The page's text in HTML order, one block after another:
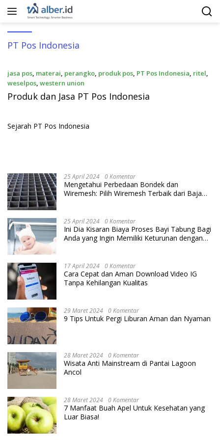
Langsung
PT Pos Indonesia
jasa pos, materai, perangko, produk pos, PT Pos Indonesia, ritel,
weselpos, western union
5 Juli 2017
Produk dan Jasa PT Pos Indonesia
Sejarah PT Pos Indonesia
25 April 2024 0 Komentar
Mengetahui Perbedaan Bondek dan
Wiremesh: Pilih Wiremesh Terbaik dari Baja
25 April 2024 0 Komentar
Ini Dia Kisaran Biaya Proses Bayi Tabung Bagi
Anda yang Ingin Memiliki Keturunan dengan
17 April 2024 0 Komentar
Cara Cepat dan Aman Download Video IG
Tanpa Kehilangan Kualitas
29 Maret 2024 0 Komentar
9 Tips Untuk Pergi Liburan Aman dan Nyaman
28 Maret 2024 0 Komentar
Wisata Anti Mainstream di Pantai Lagoon
Ancol
28 Maret 2024 0 Komentar
7 Manfaat Buah Apel Untuk Kesehatan yang
Luar Biasa!